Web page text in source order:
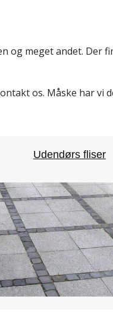
og meget andet.
os. Måske har
Udendørs fliser